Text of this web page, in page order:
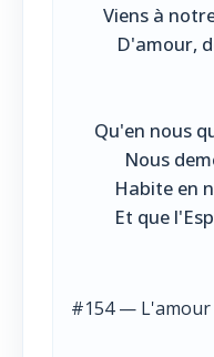
Viens à
D'amour,
Qu'en nous
Nous
Habite en
Et que
#154 — L'amour